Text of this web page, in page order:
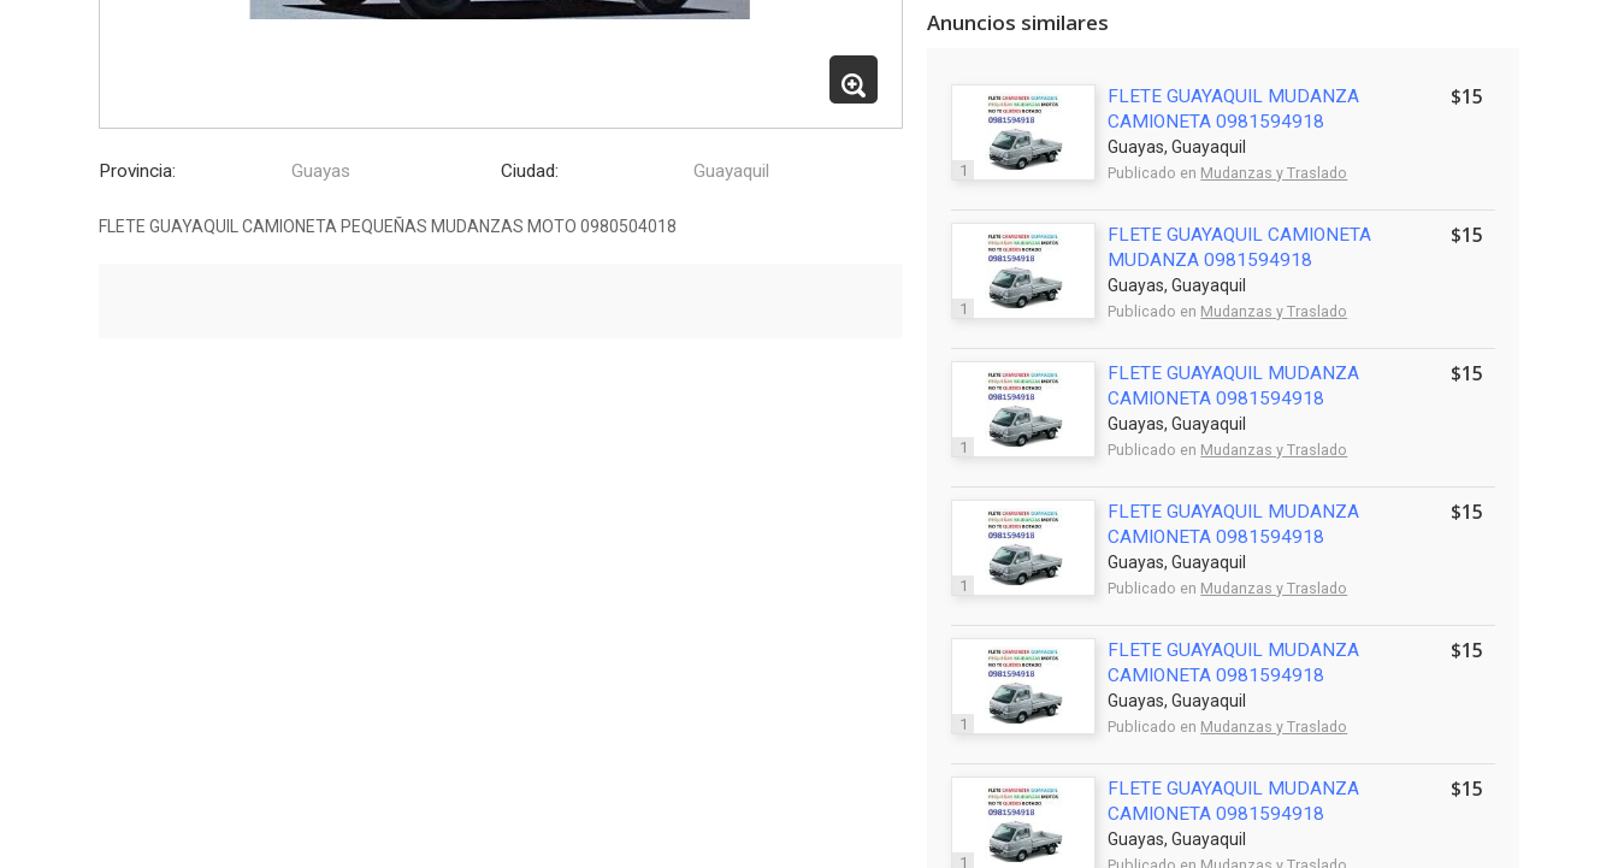
Provincia: Guayas Ciudad: Guayaquil
FLETE GUAYAQUIL CAMIONETA PEQUEÑAS MUDANZAS MOTO 0980504018
Anuncios similares
1
FLETE GUAYAQUIL MUDANZA
CAMIONETA 0981594918
Guayas, Guayaquil
Publicado en Mudanzas y Traslado
$15
1
FLETE GUAYAQUIL CAMIONETA
MUDANZA 0981594918
Guayas, Guayaquil
Publicado en Mudanzas y Traslado
$15
1
FLETE GUAYAQUIL MUDANZA
CAMIONETA 0981594918
Guayas, Guayaquil
Publicado en Mudanzas y Traslado
$15
1
FLETE GUAYAQUIL MUDANZA
CAMIONETA 0981594918
Guayas, Guayaquil
Publicado en Mudanzas y Traslado
$15
1
FLETE GUAYAQUIL MUDANZA
CAMIONETA 0981594918
Guayas, Guayaquil
Publicado en Mudanzas y Traslado
$15
1
FLETE GUAYAQUIL MUDANZA
CAMIONETA 0981594918
Guayas, Guayaquil
$15